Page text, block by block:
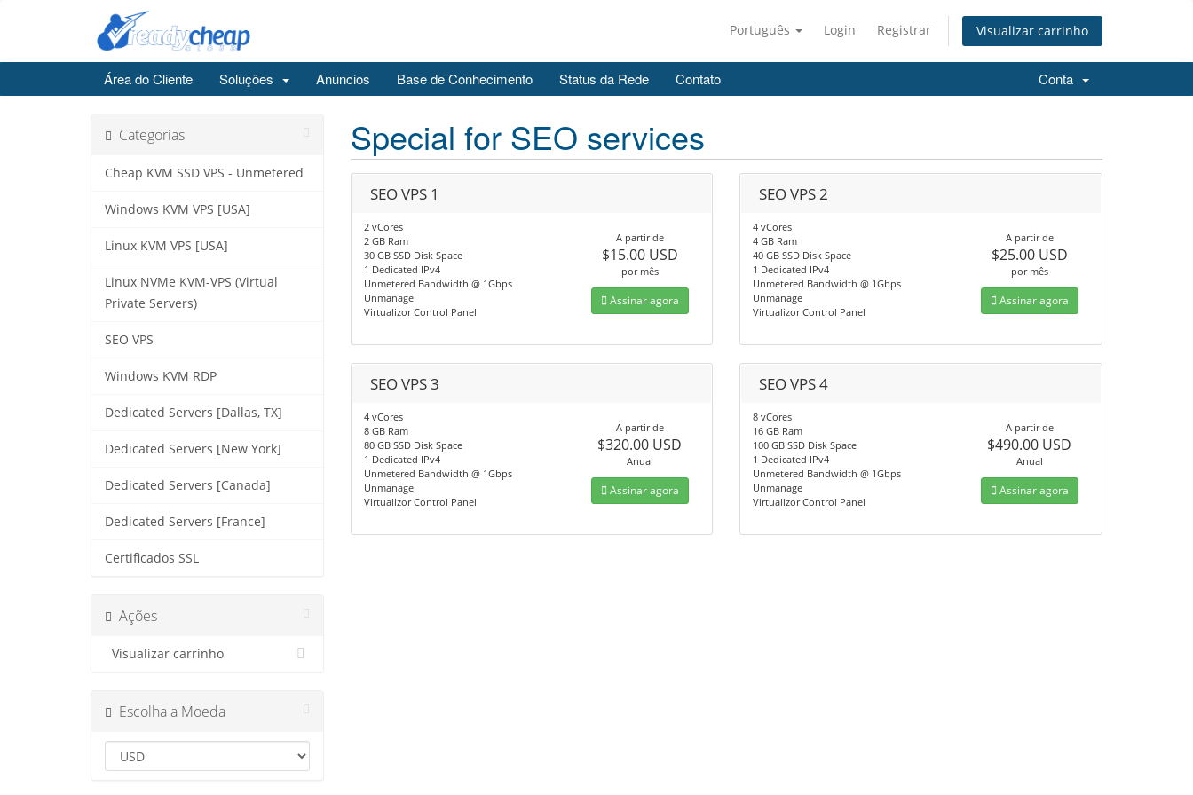
Português Login Registrar Visualizar carrinho
Área do Cliente Soluções Anúncios Base de Conhecimento Status da Rede Contato Conta
Categorias
Cheap KVM SSD VPS - Unmetered
Windows KVM VPS [USA]
Linux KVM VPS [USA]
Linux NVMe KVM-VPS (Virtual
Private Servers)
SEO VPS
Windows KVM RDP
Dedicated Servers [Dallas, TX]
Dedicated Servers [New York]
Dedicated Servers [Canada]
Dedicated Servers [France]
Certificados SSL
Ações
Visualizar carrinho
Escolha a Moeda
Special for SEO services
SEO VPS 1
2 vCores
2 GB Ram
30 GB SSD Disk Space
1 Dedicated IPv4
Unmetered Bandwidth @ 1Gbps
Unmanage
Virtualizor Control Panel
A partir de
$15.00 USD
por mês
Assinar agora
SEO VPS 2
4 vCores
4 GB Ram
40 GB SSD Disk Space
1 Dedicated IPv4
Unmetered Bandwidth @ 1Gbps
Unmanage
Virtualizor Control Panel
A partir de
$25.00 USD
por mês
Assinar agora
SEO VPS 3
4 vCores
8 GB Ram
80 GB SSD Disk Space
1 Dedicated IPv4
Unmetered Bandwidth @ 1Gbps
Unmanage
Virtualizor Control Panel
A partir de
$320.00 USD
Anual
Assinar agora
SEO VPS 4
8 vCores
16 GB Ram
100 GB SSD Disk Space
1 Dedicated IPv4
Unmetered Bandwidth @ 1Gbps
Unmanage
Virtualizor Control Panel
A partir de
$490.00 USD
Anual
Assinar agora